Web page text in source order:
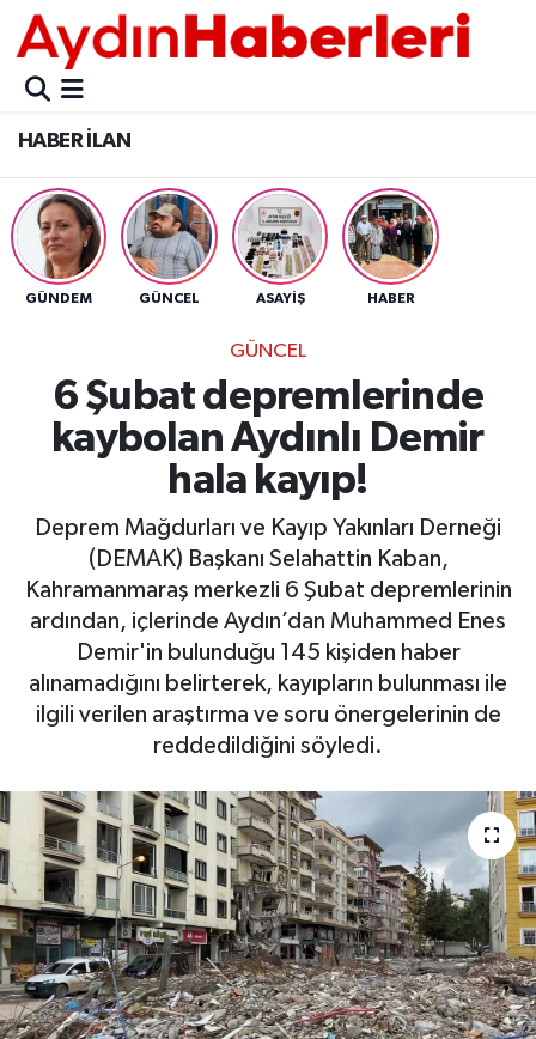
HABER İLAN
GÜNDEM GÜNCEL ASAYİŞ HABER
GÜNCEL
6 Şubat depremlerinde
kaybolan Aydınlı Demir
hala kayıp!
Deprem Mağdurları ve Kayıp Yakınları Derneği
(DEMAK) Başkanı Selahattin Kaban,
Kahramanmaraş merkezli 6 Şubat depremlerinin
ardından, içlerinde Aydın’dan Muhammed Enes
Demir'in bulunduğu 145 kişiden haber
alınamadığını belirterek, kayıpların bulunması ile
ilgili verilen araştırma ve soru önergelerinin de
reddedildiğini söyledi.
GÜNCEL
POLİTİKA
BELEDİYELER
ASAYİŞ
BÜLTEN
ÇEVRE
EGE
EĞİTİM
BİLİM VE TEKNOLOJİ
GENEL
GÜNDEM
HABERDE İNSAN
Aydın Nöbetçi Eczaneler
Aydın Hava Durumu
Aydin Namaz Vakitleri
Aydın Trafik Yoğunluk Haritası
Süper Lig Puan Durumu ve Fikstür
Tüm Manşetler
Son Dakika Haberleri
Haber Arşivi